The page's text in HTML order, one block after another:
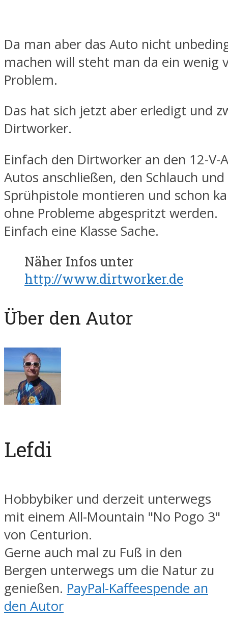
Da man aber das Auto nicht
machen will steht man da ein wenig
Problem.
Das hat sich jetzt aber erledigt und
Dirtworker.
Einfach den Dirtworker an den 12-V-
Autos anschließen, den Schlauch
Sprühpistole montieren und schon
ohne Probleme abgespritzt werden.
Einfach eine Klasse Sache.
Näher Infos unter
http://www.dirtworker.de
Über den Autor
Lefdi
Hobbybiker und derzeit unterwegs
mit einem All-Mountain "No Pogo 3"
von Centurion.
Gerne auch mal zu Fuß in den
Bergen unterwegs um die Natur zu
genießen. PayPal-Kaffeespende an
den Autor